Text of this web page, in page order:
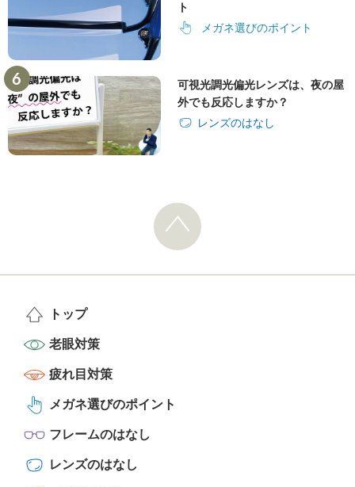
ト
メガネ選びのポイント
可視光調光偏光レンズは、夜の屋
外でも反応しますか？
レンズのはなし
トップ
老眼対策
疲れ目対策
メガネ選びのポイント
フレームのはなし
レンズのはなし